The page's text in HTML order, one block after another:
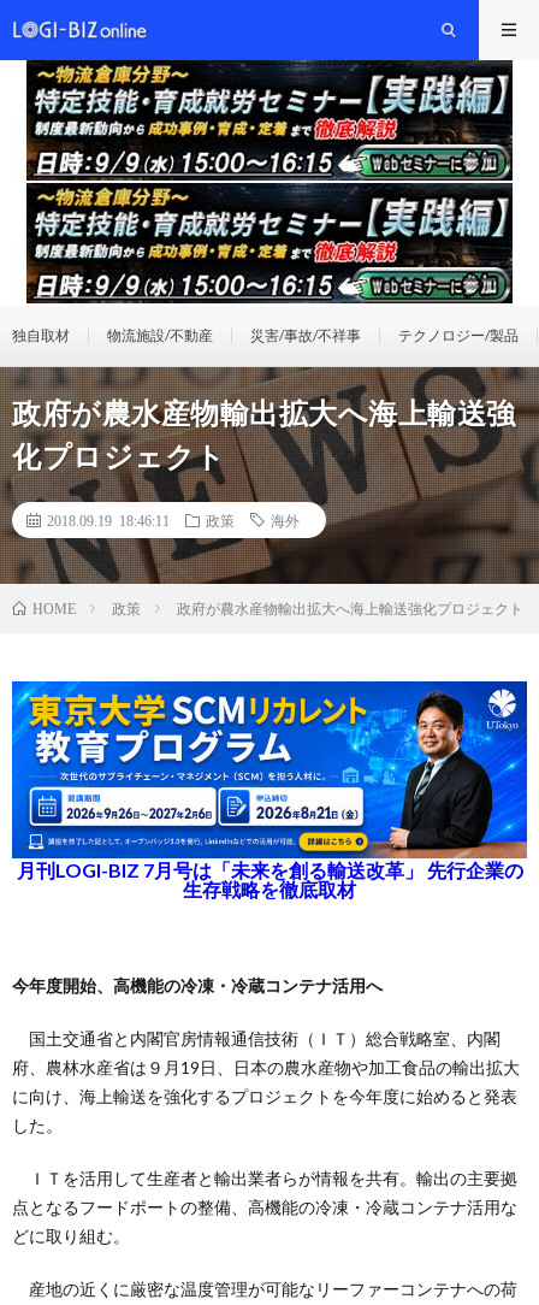
独自取材 物流施設/不動産 災害/事故/不祥事 テクノロジー/製品
政府が農水産物輸出拡大へ海上輸送強
化プロジェクト
2018.09.19 18:46:11 政策 海外
HOME 政策 政府が農水産物輸出拡大へ海上輸送強化プロジェクト
月刊LOGI-BIZ 7月号は「未来を創る輸送改革」 先行企業の
生存戦略を徹底取材
今年度開始、高機能の冷凍・冷蔵コンテナ活用へ
国土交通省と内閣官房情報通信技術（ＩＴ）総合戦略室、内閣
府、農林水産省は９月19日、日本の農水産物や加工食品の輸出拡大
に向け、海上輸送を強化するプロジェクトを今年度に始めると発表
した。
ＩＴを活用して生産者と輸出業者らが情報を共有。輸出の主要拠
点となるフードポートの整備、高機能の冷凍・冷蔵コンテナ活用な
どに取り組む。
産地の近くに厳密な温度管理が可能なリーファーコンテナへの荷